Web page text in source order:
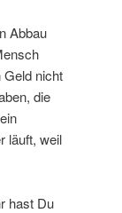
Abbau
nicht
die
läuft, weil
hast Du